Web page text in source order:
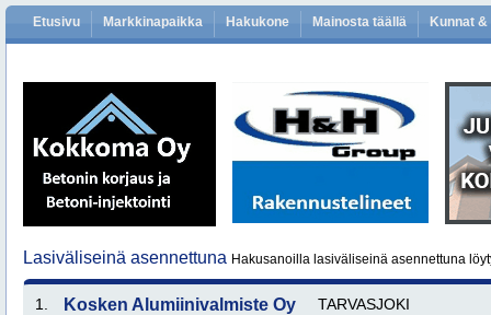
Etusivu Markkinapaikka Hakukone Mainosta täällä Kunnat
Lasiväliseinä asennettuna Hakusanoilla lasiväliseinä asennettuna
1. Kosken Alumiinivalmiste Oy TARVASJOKI